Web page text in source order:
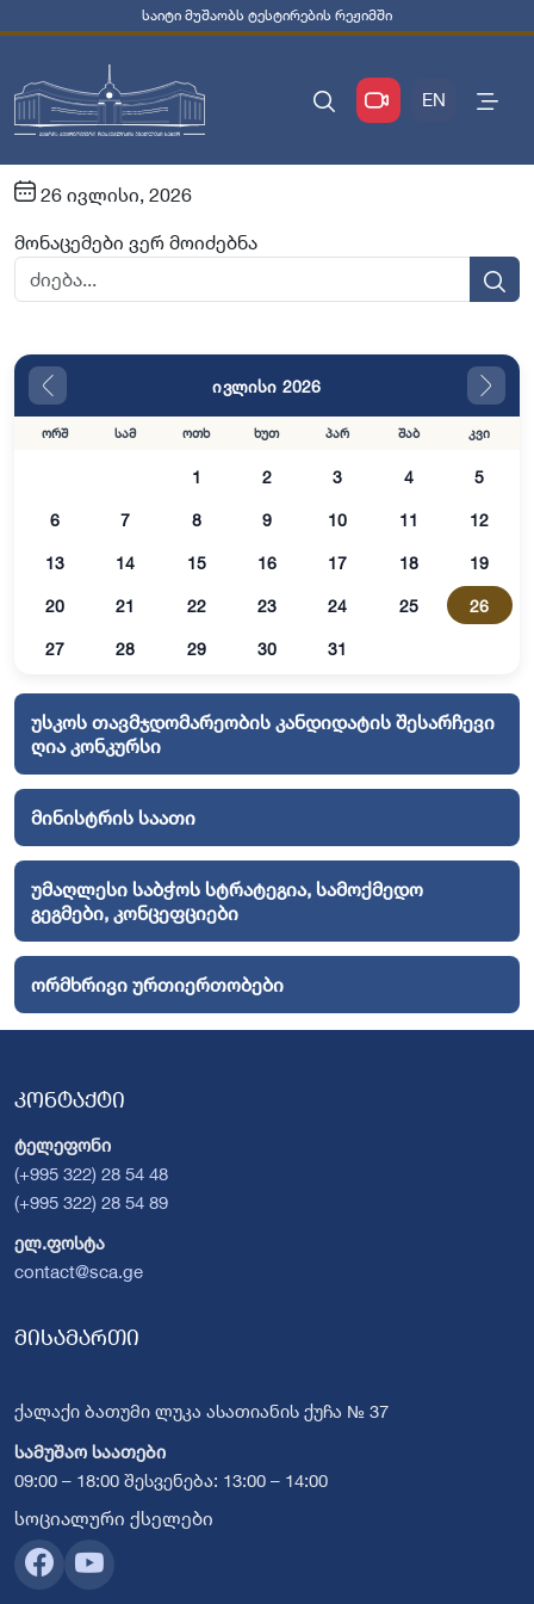
საიტი მუშაობს ტესტირების რეჟიმში
EN
26 ივლისი, 2026
მონაცემები ვერ მოიძებნა
ივლისი 2026
ორშ სამ ოთხ ხუთ პარ შაბ კვი
1 2 3 4 5
6 7 8 9 10 11 12
13 14 15 16 17 18 19
20 21 22 23 24 25 26
27 28 29 30 31
უსკოს თავმჯდომარეობის კანდიდატის შესარჩევი
ღია კონკურსი
მინისტრის საათი
უმაღლესი საბჭოს სტრატეგია, სამოქმედო
გეგმები, კონცეფციები
ორმხრივი ურთიერთობები
კონტაქტი
ტელეფონი
(+995 322) 28 54 48
(+995 322) 28 54 89
ელ.ფოსტა
contact@sca.ge
მისამართი
ქალაქი ბათუმი ლუკა ასათიანის ქუჩა № 37
სამუშაო საათები
09:00 – 18:00 შესვენება: 13:00 – 14:00
სოციალური ქსელები